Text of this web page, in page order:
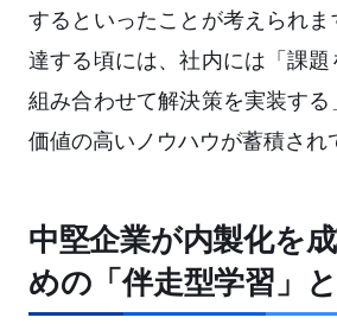
するといったことが考えられま
達する頃には、社内には「課
組み合わせて解決策を実装す
価値の高いノウハウが蓄積され
中堅企業が内製化を
めの「伴走型学習」